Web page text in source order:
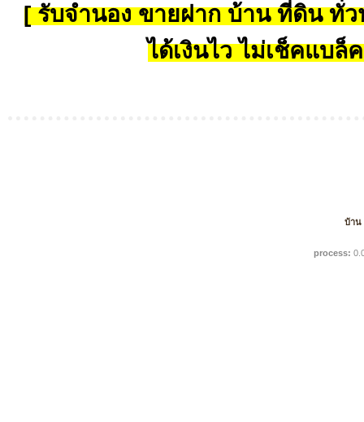
[ รับจำนอง ขายฝาก บ้าน ที่ดิน ทั่ว
ได้เงินไว ไม่เช็คแบล็
บ้าน
process: